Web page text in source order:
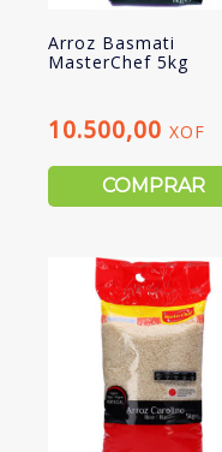
Arroz Basmati
MasterChef 5kg
10.500,00 XOF
COMPRAR